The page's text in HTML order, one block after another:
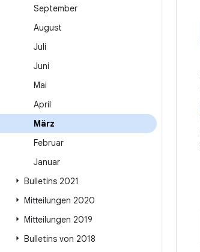
September
August
Juli
Juni
Mai
April
März
Februar
Januar
Bulletins 2021
Mitteilungen 2020
Mitteilungen 2019
Bulletins von 2018